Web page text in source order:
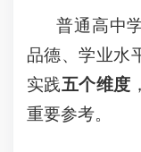
普通高中
品德、学业水
实践五个维度
重要参考。